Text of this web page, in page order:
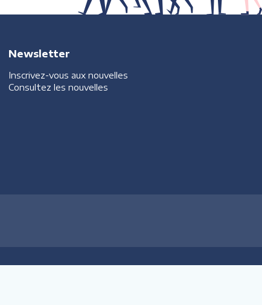
Newsletter
Inscrivez-vous aux nouvelles
Consultez les nouvelles